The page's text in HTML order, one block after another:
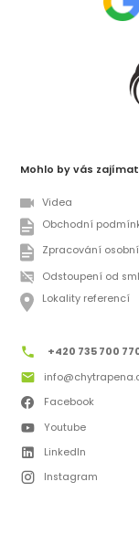
Mohlo by vás zajímat
Videa
Obchodní
Zpracování
Odstoupení od
Lokality referencí
+420 735 700
Facebook
Youtube
LinkedIn
Instagram